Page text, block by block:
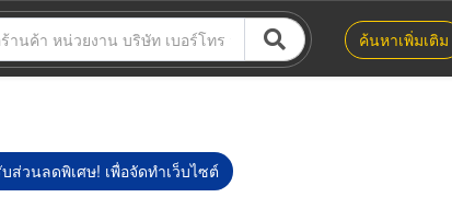
ค้นหาเพิ่มเติม
ส่วนลดพิเศษ! เพื่อจัดทำเว็บไซต์